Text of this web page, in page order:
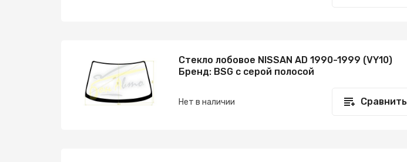
Стекло лобовое NISSAN AD 1990-1999 (VY10)
Бренд: BSG с серой полосой
Нет в наличии Сравнить